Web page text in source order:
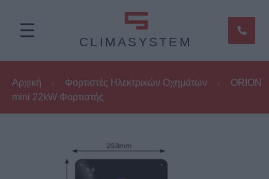
CLIMASYSTEM
Αρχική / Φορτιστές Ηλεκτρικών Οχημάτων /
ORION
mini 22kW Φορτιστής